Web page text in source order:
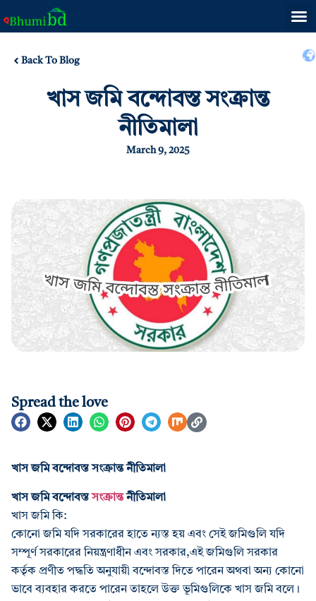
Back To Blog
খাস জমি বন্দোবস্ত সংক্রান্ত
নীতিমালা
March 9, 2025
Spread the love
খাস জমি বন্দোবস্ত সংক্রান্ত নীতিমালা
খাস জমি বন্দোবস্তসংক্রান্তনীতিমালা
খাস জমি কি:
কোনো জমি যদি সরকারের হাতে ন্যস্ত হয় এবং সেই জমিগুলি যদি
সম্পূর্ণ সরকারের নিয়ন্ত্রণাধীন এবং সরকার,এই জমিগুলি সরকার
কর্তৃক প্রণীত পদ্ধতি অনুযায়ী বন্দোবস্ত দিতে পারেন অথবা অন্য কোনো
ভাবে ব্যবহার করতে পারেন তাহলে উক্ত ভূমিগুলিকে খাস জমি বলে।